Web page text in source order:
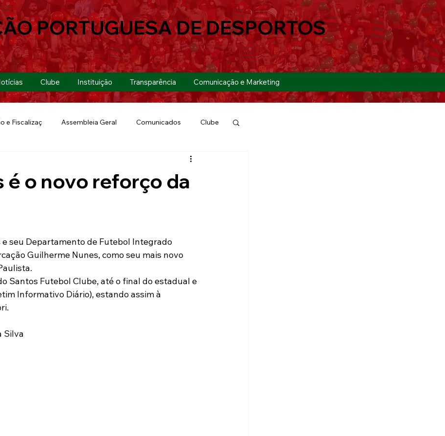
Clube Instituição Transparência Comunicação e Marketing
PORTUGUESA DE DESPORTOS
e Fiscalizaç Assembleia Geral Comunicados Clube
Modalidades Marketing Sócio-Torcedor
é o novo reforço da
Guilherme Nunes, como seu mais novo
Santos Futebol Clube, até o final do estadual e
Informativo Diário), estando assim à
Silva